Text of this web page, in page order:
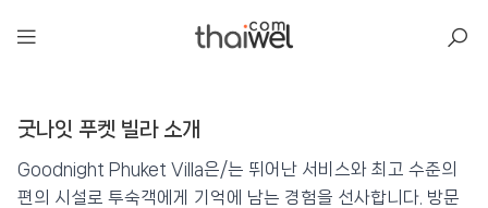
굿나잇 푸켓 빌라
📍 푸켓★★★★★ ⭐ 8.9
굿나잇 푸켓 빌라 소개
Goodnight Phuket Villa은/는 뛰어난 서비스와 최고 수준의
편의 시설로 투숙객에게 기억에 남는 경험을 선사합니다. 방문